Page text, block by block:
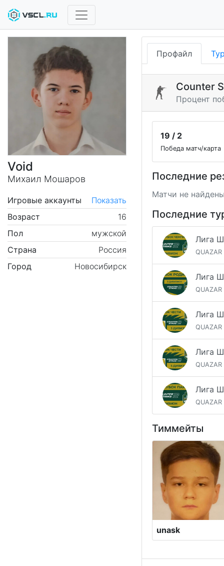
Void
Михаил Мошаров
Игровые аккаунты
Показать
Возраст
16
Пол
мужской
Страна
Россия
Город
Новосибирск
Профайл
Counter
Процент
19 / 2
Победа матч/карта
Последние
Матчи не
Последние
QUAZAR
QUAZAR
QUAZAR
QUAZAR
QUAZAR
Тиммейты
unask